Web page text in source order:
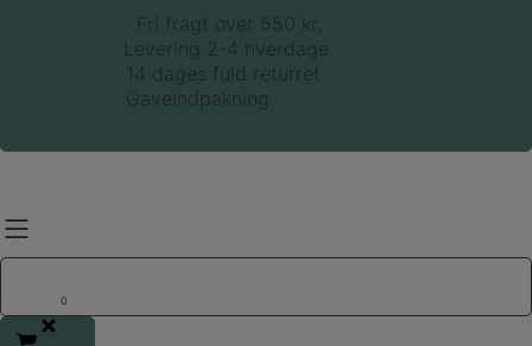
Fri fragt over 550 kr.
Levering 2-4 hverdage
14 dages fuld returret
Gaveindpakning
0